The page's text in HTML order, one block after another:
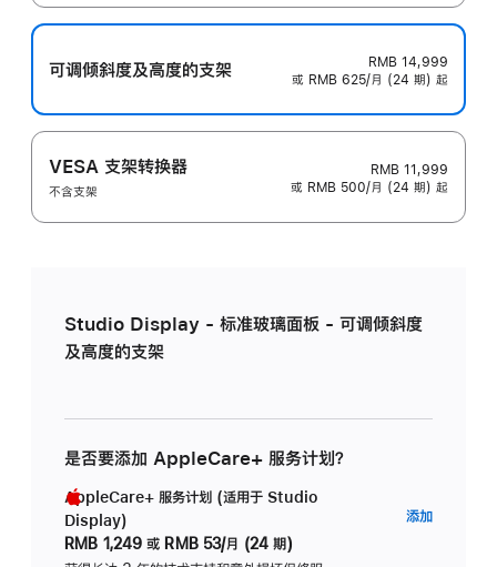
可调倾斜度及高‍度的支‍架
RMB 14,999
或 RMB 625/月 (24 期) 起
VESA 支架转换器
不含支架
RMB 11,999
或 RMB 500/月 (24 期) 起
Studio Display - 标准玻璃面板 - 可调倾斜度
及高度的支架
是否要添加 AppleCare+ 服务计划？
AppleCare+ 服务计划 (适用于 Studio
Display)
RMB 1,249 或 RMB 53/月 (24 期)
添加